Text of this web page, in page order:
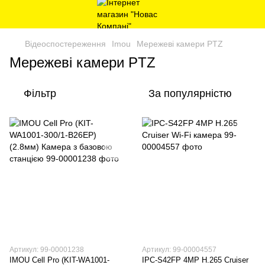
Відеоспостереження Imou Мережеві камери PTZ
Мережеві камери PTZ
Фільтр За популярністю
Артикул: 99-00001238
IMOU Cell Pro (KIT-WA1001-
Артикул: 99-00004557
IPC-S42FP 4MP H.265 Cruiser